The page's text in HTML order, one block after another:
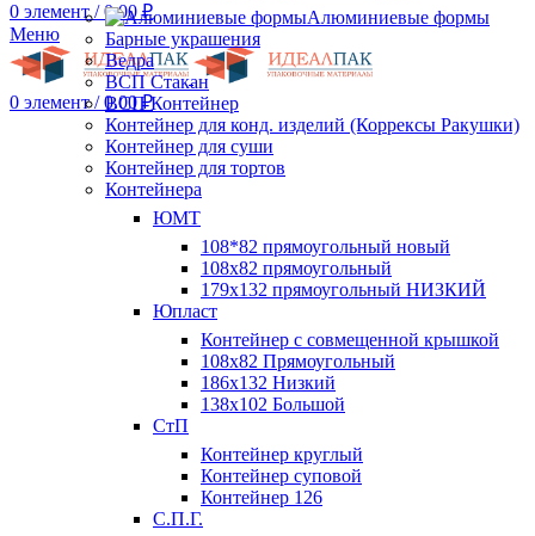
0 элемент / 0.00₽
Меню
0 элемент / 0.00₽
Алюминиевые формы
Барные украшения
Ведра
ВСП Стакан
ВСП Контейнер
Контейнер для конд. изделий (Коррексы Ракушки)
Контейнер для суши
Контейнер для тортов
Контейнера
ЮМТ
108*82 прямоугольный новый
108х82 прямоугольный
179х132 прямоугольный НИЗКИЙ
Юпласт
Контейнер с совмещенной крышкой
108х82 Прямоугольный
186х132 Низкий
138х102 Большой
СтП
Контейнер круглый
Контейнер суповой
Контейнер 126
С.П.Г.